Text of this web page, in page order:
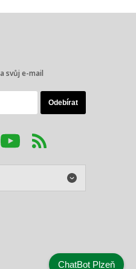
svůj e-mail
ChatBot Plzeň